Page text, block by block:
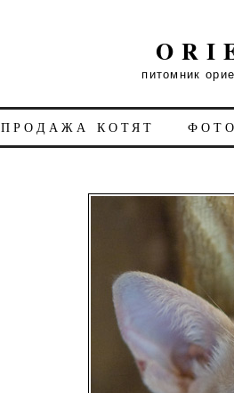
питомник
ПРОДАЖА КОТЯТ